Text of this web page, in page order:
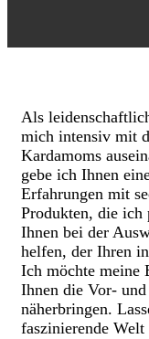
Als
mich intensiv mit
Kardamoms
gebe ich Ihnen
Erfahrungen mit
Produkten, die ich
Ihnen bei der
helfen, der Ihren
Ich möchte meine
Ihnen die Vor-
näherbringen.
faszinierende Welt